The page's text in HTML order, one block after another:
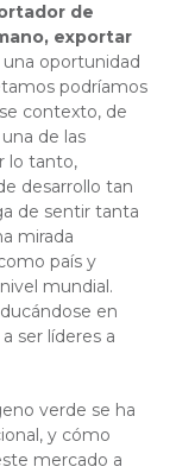
de
exportar
oportunidad
podríamos
contexto, de
de las
lo tanto,
desarrollo tan
de sentir tanta
mirada
país y
mundial.
en
ser líderes a
verde se ha
y cómo
mercado a